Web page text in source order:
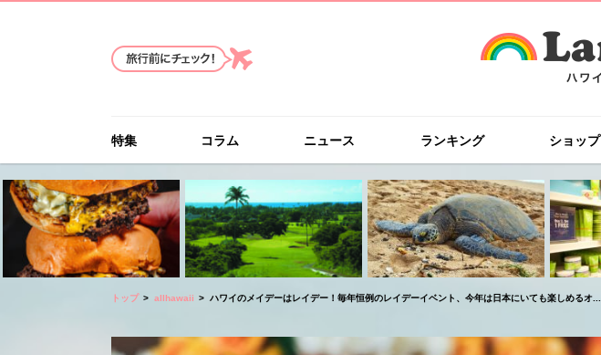
特集 コラム ニュース ランキング ショップ
トップ allhawaii ハワイのメイデーはレイデー！毎年恒例のレイデーイベント、今年は日本にいても楽しめるオ...